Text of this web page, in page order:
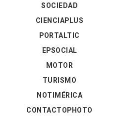
SOCIEDAD
CIENCIAPLUS
PORTALTIC
EPSOCIAL
MOTOR
TURISMO
NOTIMÉRICA
CONTACTOPHOTO